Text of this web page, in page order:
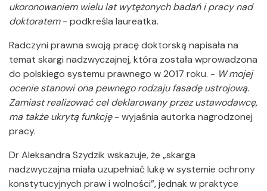
ukoronowaniem wielu lat wytężonych badań i pracy nad
doktoratem- podkreśla laureatka.
Radczyni prawna swoją pracę doktorską napisała na
temat skargi nadzwyczajnej, która została wprowadzona
do polskiego systemu prawnego w 2017 roku. - W mojej
ocenie stanowi ona pewnego rodzaju fasadę ustrojową.
Zamiast realizować cel deklarowany przez ustawodawcę,
ma także ukrytą funkcję- wyjaśnia autorka nagrodzonej
pracy.
Dr Aleksandra Szydzik wskazuje, że „skarga
nadzwyczajna miała uzupełniać lukę w systemie ochrony
konstytucyjnych praw i wolności”, jednak w praktyce